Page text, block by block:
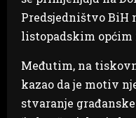
Predsjedništvo BiH
listopadskim općim
Međutim, na
kazao da je motiv
stvaranje